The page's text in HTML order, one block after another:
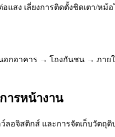
แสง เลี่ยงการติดตั้งชิดเตา/
กอาคาร → โถงกันชน → ภายใ
ารหน้างาน
จิสติกส์ และการจัดเก็บวัตถุ